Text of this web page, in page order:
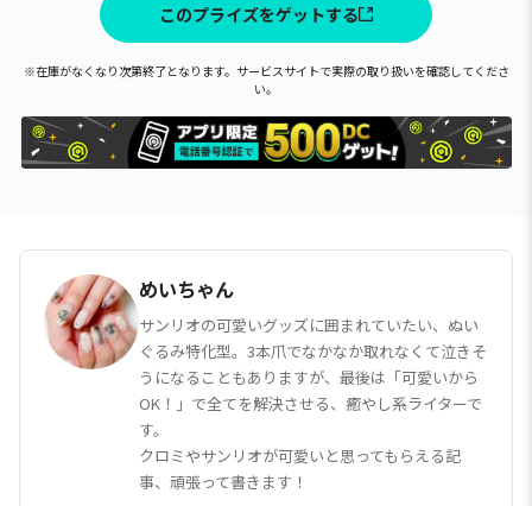
このプライズをゲットする
※在庫がなくなり次第終了となります。サービスサイトで実際の取り扱いを確認してくださ
い。
めいちゃん
サンリオの可愛いグッズに囲まれていたい、ぬい
ぐるみ特化型。3本爪でなかなか取れなくて泣きそ
うになることもありますが、最後は「可愛いから
OK！」で全てを解決させる、癒やし系ライターで
す。
クロミやサンリオが可愛いと思ってもらえる記
事、頑張って書きます！